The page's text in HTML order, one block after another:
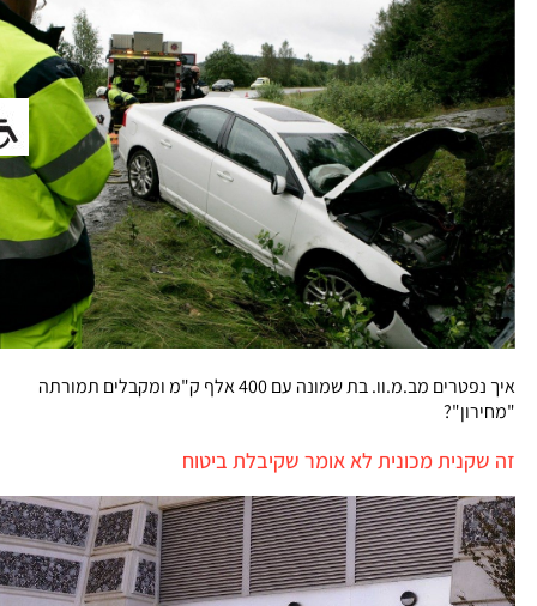
איך נפטרים מב.מ.וו. בת שמונה עם 400 אלף ק"מ ומקבלים תמורתה
"מחירון"?
זה שקנית מכונית לא אומר שקיבלת ביטוח